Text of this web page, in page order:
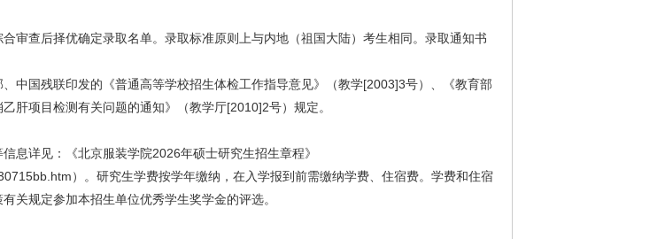
审查后择优确定录取名单。录取标准原则上与内地（祖国大陆）考生相同。录取通知书
中国残联印发的《普通高等学校招生体检工作指导意见》（教学[2003]3号）、《教育部
肝项目检测有关问题的通知》（教学厅[2010]2号）规定。
息详见：《北京服装学院2026年硕士研究生招生章程》
）。研究生学费按学年缴纳，在入学报到前需缴纳学费、住宿费。学费和住宿
关规定参加本招生单位优秀学生奖学金的评选。